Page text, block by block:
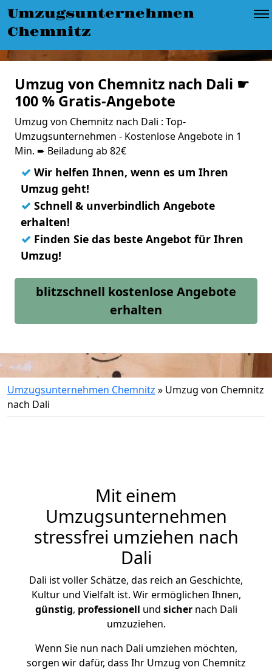
Umzugsunternehmen
Chemnitz
Umzug von Chemnitz nach Dali ☛
100 % Gratis-Angebote
Umzug von Chemnitz nach Dali : Top-
Umzugsunternehmen - Kostenlose Angebote in 1
Min. ➨ Beiladung ab 82€
✓ Wir helfen Ihnen, wenn es um Ihren
Umzug geht!
✓ Schnell & unverbindlich Angebote
erhalten!
✓ Finden Sie das beste Angebot für Ihren
Umzug!
blitzschnell kostenlose Angebote
erhalten
Umzugsunternehmen Chemnitz » Umzug von Chemnitz
nach Dali
Mit einem
Umzugsunternehmen
stressfrei umziehen nach
Dali
Dali ist voller Schätze, das reich an Geschichte,
Kultur und Vielfalt ist. Wir ermöglichen Ihnen,
günstig, professionell und sichernach Dali
umzuziehen.
Wenn Sie nun nach Dali umziehen möchten,
sorgen wir dafür, dass Ihr Umzug von Chemnitz